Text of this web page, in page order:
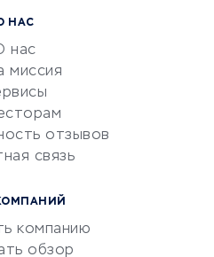
НАС
нас
миссия
отзывов
связь
компанию
обзор